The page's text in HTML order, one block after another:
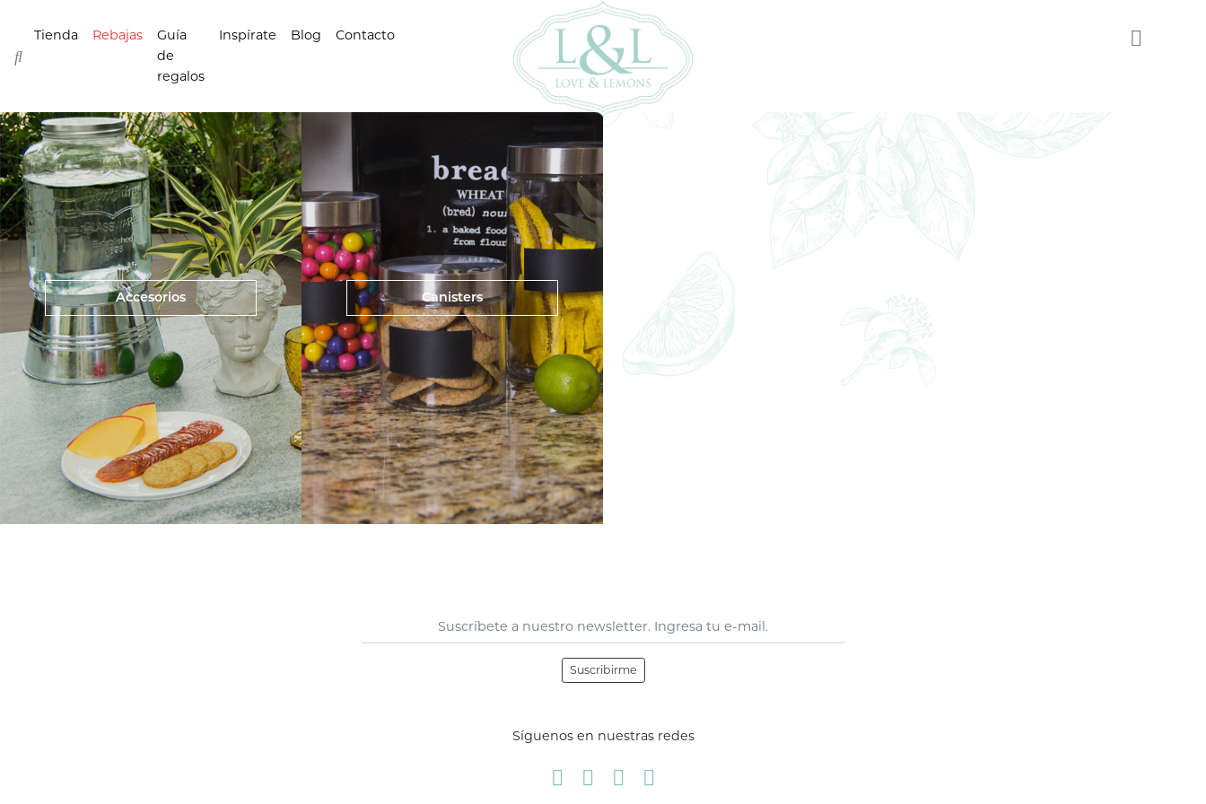
Tienda Rebajas
Guía
de
regalos
Inspírate Blog Contacto
Accesorios Canisters
Suscribirme
Síguenos en nuestras redes